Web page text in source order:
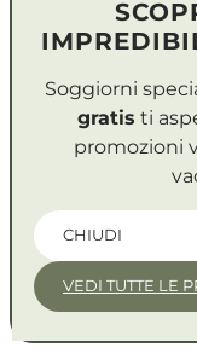
Soggiorni
gratis ti
promozioni
CHIUDI
VEDI TUTTE LE